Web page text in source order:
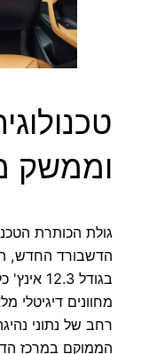
וממשק
גולת הכותרת
הדשבורד החדש,
בגודל
מחוונים דיגיטלי
רחב של נתוני
הממוקם במרכז